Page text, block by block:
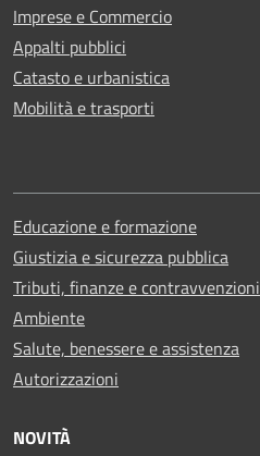
Imprese e Commercio
Appalti pubblici
Catasto e urbanistica
Mobilità e trasporti
Educazione e formazione
Giustizia e sicurezza pubblica
Tributi, finanze e contravvenzioni
Ambiente
Salute, benessere e assistenza
Autorizzazioni
NOVITÀ